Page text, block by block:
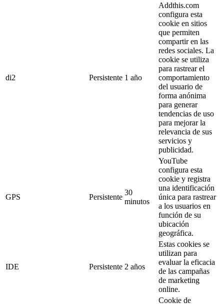
di2 Persistente 1 año
Addthis.com
configura esta
cookie en sitios
que permiten
compartir en las
redes sociales. La
cookie se utiliza
para rastrear el
comportamiento
del usuario de
forma anónima
para generar
tendencias de uso
para mejorar la
relevancia de sus
servicios y
publicidad.
GPS Persistente
30
minutos
YouTube
configura esta
cookie y registra
una identificación
única para rastrear
a los usuarios en
función de su
ubicación
geográfica.
IDE Persistente 2 años
Estas cookies se
utilizan para
evaluar la eficacia
de las campañas
de marketing
online.
Cookie de